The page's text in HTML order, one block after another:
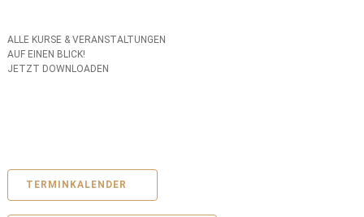
ALLE KURSE & VERANSTALTUNGEN
AUF EINEN BLICK!
JETZT DOWNLOADEN
TERMINKALENDER